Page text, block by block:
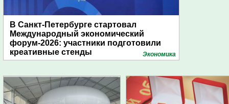
В Санкт-Петербурге стартовал
Международный экономический
форум-2026: участники подготовили
креативные стенды
Экономика